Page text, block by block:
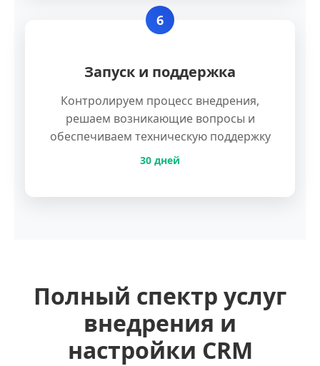
6
Запуск и поддержка
Контролируем процесс внедрения,
решаем возникающие вопросы и
обеспечиваем техническую поддержку
30 дней
Полный спектр услуг
внедрения и
настройки CRM